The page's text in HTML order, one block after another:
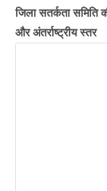
जिला सतर्कता समिति
और अंतर्राष्ट्रीय स्तर